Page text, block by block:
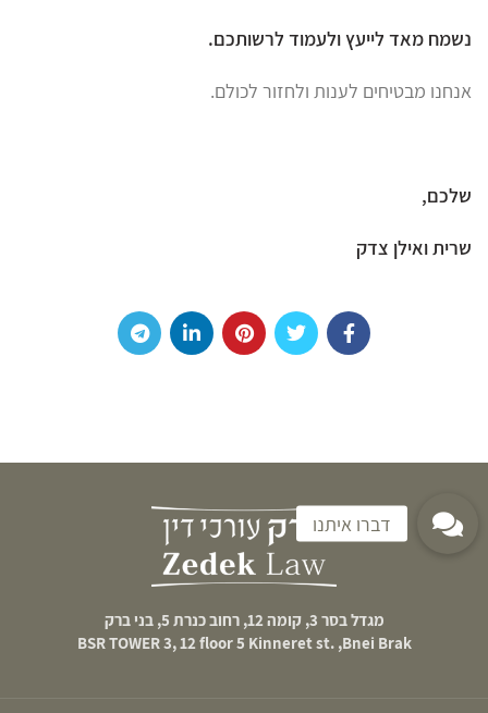
נשמח מאד לייעץ ולעמוד לרשותכם.
אנחנו מבטיחים לענות ולחזור לכולם.
שלכם,
שרית ואילן צדק
מגדל בסר 3, קומה 12, רחוב כנרת 5, בני ברק
BSR TOWER 3, 12 floor 5 Kinneret st. ,Bnei Brak